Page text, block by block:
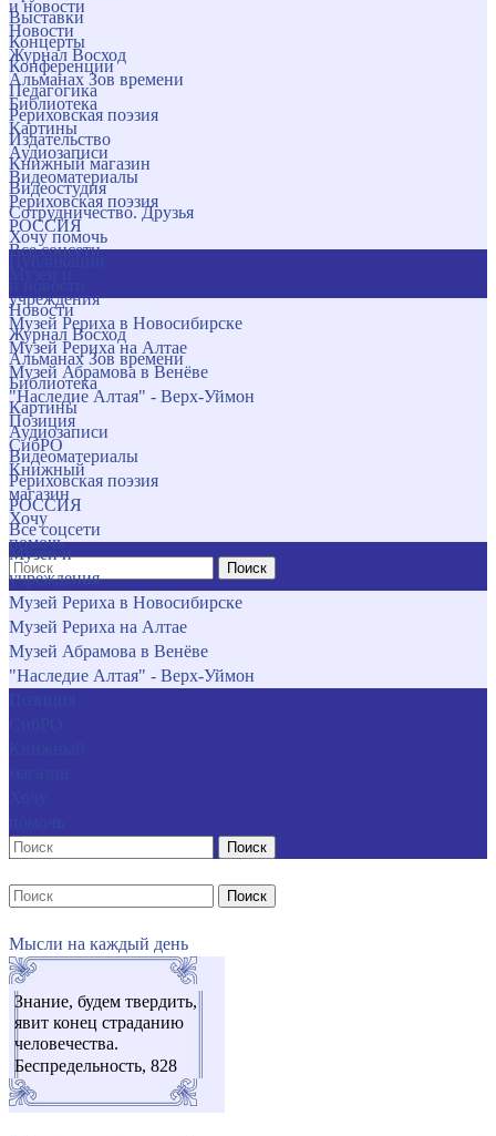
и новости
Новости
Журнал Восход
Альманах Зов времени
Библиотека
Картины
Аудиозаписи
Видеоматериалы
Рериховская поэзия
РОССИЯ
Все соцсети
учреждения
Музей Рериха в Новосибирске
Музей Рериха на Алтае
Музей Абрамова в Венёве
"Наследие Алтая" - Верх-Уймон
Позиция
СибРО
Книжный
магазин
Хочу
помочь
Поиск
Выставки
Концерты
Конференции
Педагогика
Рериховская поэзия
Издательство
Книжный магазин
Видеостудия
Сотрудничество. Друзья
Хочу помочь
Новости
Журнал Восход
Альманах Зов времени
Библиотека
Картины
Аудиозаписи
Видеоматериалы
Рериховская поэзия
РОССИЯ
Все соцсети
Музеи и
учреждения
Музей Рериха в Новосибирске
Музей Рериха на Алтае
Музей Абрамова в Венёве
"Наследие Алтая" - Верх-Уймон
Поиск
Поиск
Мысли на каждый день
Знание, будем твердить,
явит конец страданию
человечества.
Беспредельность, 828